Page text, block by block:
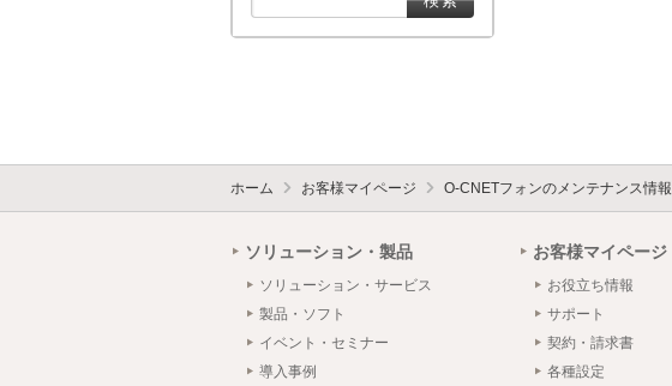
ホーム お客様マイページ O-CNETフォンのメンテナンス情報
ソリューション・製品
ソリューション・サービス
製品・ソフト
イベント・セミナー
導入事例
お客様マイページ
お役立ち情報
サポート
契約・請求書
各種設定